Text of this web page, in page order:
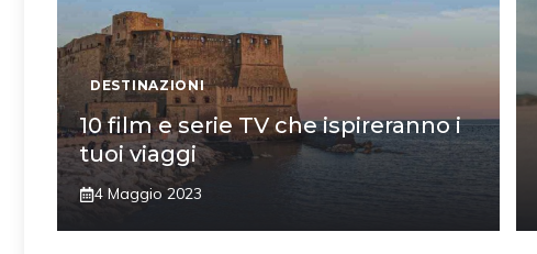
DESTINAZIONI
10 film e serie TV che ispireranno i
tuoi viaggi
4 Maggio 2023